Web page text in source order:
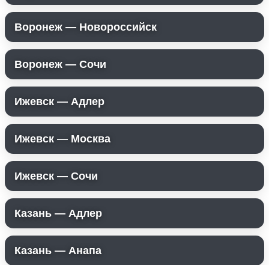
Воронеж — Новороссийск
Воронеж — Сочи
Ижевск — Адлер
Ижевск — Москва
Ижевск — Сочи
Казань — Адлер
Казань — Анапа